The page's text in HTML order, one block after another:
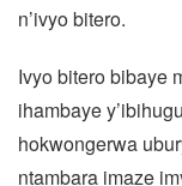
n’ivyo bitero.
Ivyo bitero bibaye
ihambaye
hokwongerwa
ntambara imaze